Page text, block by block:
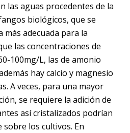
las aguas procedentes de la
biológicos, que se
más adecuada para la
las concentraciones de
100mg/L, las de amonio
hay calcio y magnesio
A veces, para una mayor
se requiere la adición de
así cristalizados podrían
los cultivos. En